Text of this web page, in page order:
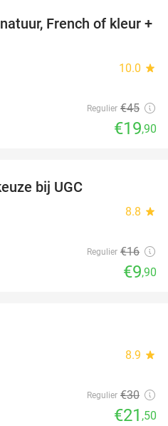
56%
French of kleur +
10.0 star
Regulier €45
€19,90
bij UGC
8.8 star
Regulier €16
€9,90
8.9 star
Regulier €30
€21 ,50